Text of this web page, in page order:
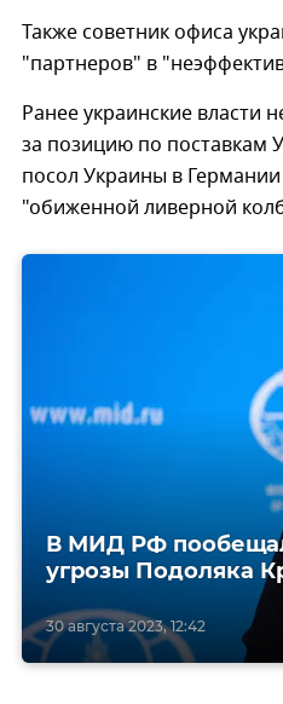
Также советник офиса
"партнеров" в
Ранее украинские власти
за позицию по поставкам
посол Украины в
"обиженной ливерной
30 августа 2023, 12:42
В МИД РФ
угрозы Подоляка